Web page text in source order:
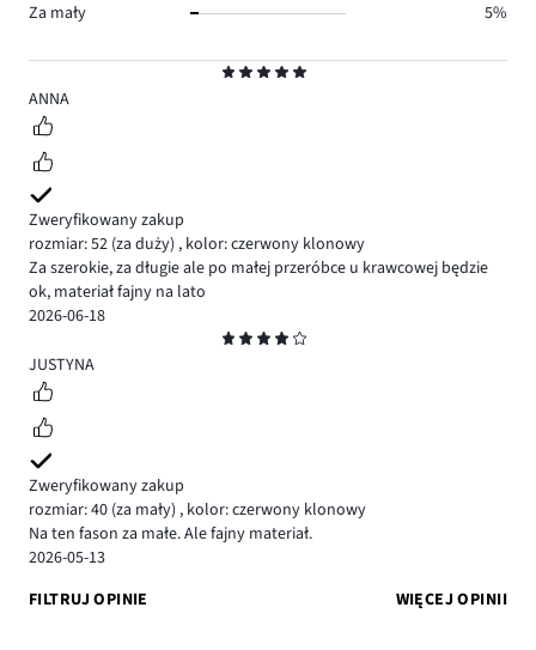
5
ANNA
Zweryfikowany zakup
rozmiar: 52 (za duży) , kolor: czerwony klonowy
Za szerokie, za długie ale po małej przeróbce u krawcowej będzie
ok, materiał fajny na lato
2026-06-18
4
JUSTYNA
Zweryfikowany zakup
rozmiar: 40 (za mały) , kolor: czerwony klonowy
Na ten fason za małe. Ale fajny materiał.
2026-05-13
FILTRUJ OPINIE
WIĘCEJ OPINII
Za mały
5%